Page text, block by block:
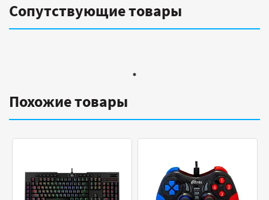
Сопутствующие товары
Похожие товары